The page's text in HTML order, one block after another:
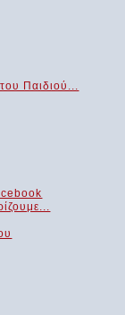
Παιδιού...